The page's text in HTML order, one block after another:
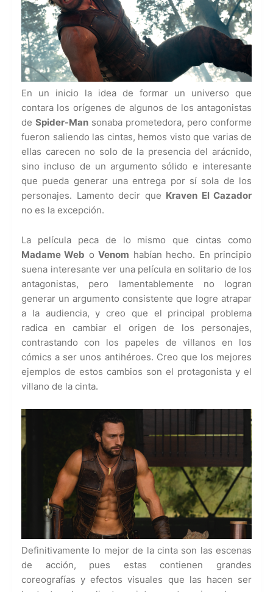
En un inicio la idea de formar un universo que
contara los orígenes de algunos de los antagonistas
de Spider-Man sonaba prometedora, pero conforme
fueron saliendo las cintas, hemos visto que varias de
ellas carecen no solo de la presencia del arácnido,
sino incluso de un argumento sólido e interesante
que pueda generar una entrega por sí sola de los
personajes. Lamento decir que Kraven El Cazador
no es la excepción.
La película peca de lo mismo que cintas como
Madame Web oVenom habían hecho. En principio
suena interesante ver una película en solitario de los
antagonistas, pero lamentablemente no logran
generar un argumento consistente que logre atrapar
a la audiencia, y creo que el principal problema
radica en cambiar el origen de los personajes,
contrastando con los papeles de villanos en los
cómics a ser unos antihéroes. Creo que los mejores
ejemplos de estos cambios son el protagonista y el
villano de la cinta.
Definitivamente lo mejor de la cinta son las escenas
de acción, pues estas contienen grandes
coreografías y efectos visuales que las hacen ser